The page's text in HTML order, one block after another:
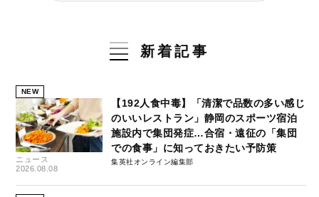
新着記事
NEW
ニュース
2026.08.08
【192人食中毒】「清潔で品数の多い感じ
のいいレストラン」静岡のスポーツ宿泊
施設内で集団発症…合宿・遠征の「集団
での食事」に知っておきたい予防策
集英社オンライン編集部